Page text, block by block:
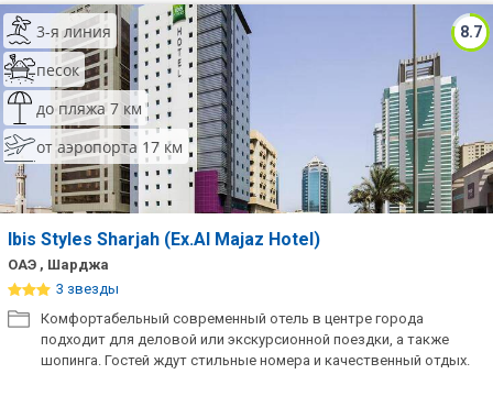
8.7
3-я линия
песок
до пляжа 7 км
от аэропорта 17 км
Ibis Styles Sharjah (Ex.Al Majaz Hotel)
ОАЭ , Шарджа
3 звезды
Комфортабельный современный отель в центре города
подходит для деловой или экскурсионной поездки, а также
шопинга. Гостей ждут стильные номера и качественный отдых.